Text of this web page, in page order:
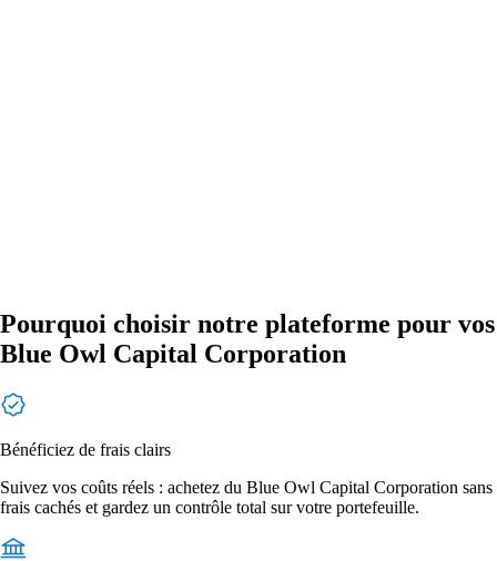
Pourquoi choisir notre plateforme pour vos
Blue Owl Capital Corporation
Bénéficiez de frais clairs
Suivez vos coûts réels : achetez du Blue Owl Capital Corporation sans
frais cachés et gardez un contrôle total sur votre portefeuille.